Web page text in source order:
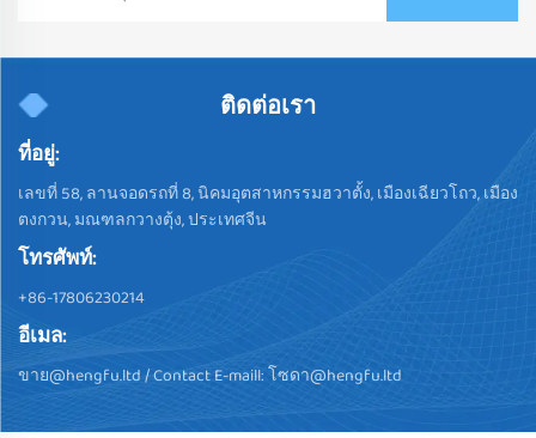
ติดต่อเรา
ที่อยู่:
เลขที่ 58, ลานจอดรถที่ 8, นิคมอุตสาหกรรมฮวาตั้ง, เมืองเฉียวโถว, เมือง
ตงกวน, มณฑลกวางตุ้ง, ประเทศจีน
โทรศัพท์:
+86-17806230214
อีเมล:
ขาย@hengfu.ltd/ Contact E-maill:โซดา@hengfu.ltd